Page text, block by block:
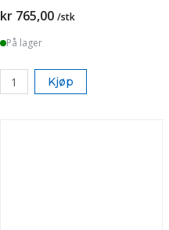
Pris
kr 765,00 /stk
På lager
Kjøp